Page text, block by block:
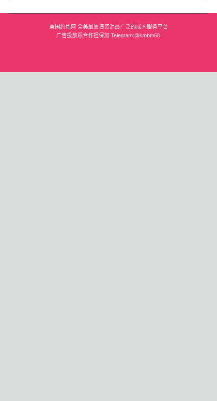
美国约炮网 全美最靠谱资源最广泛的成人服务平台
广告投放跟合作担保加 Telegram;@kmbm68.